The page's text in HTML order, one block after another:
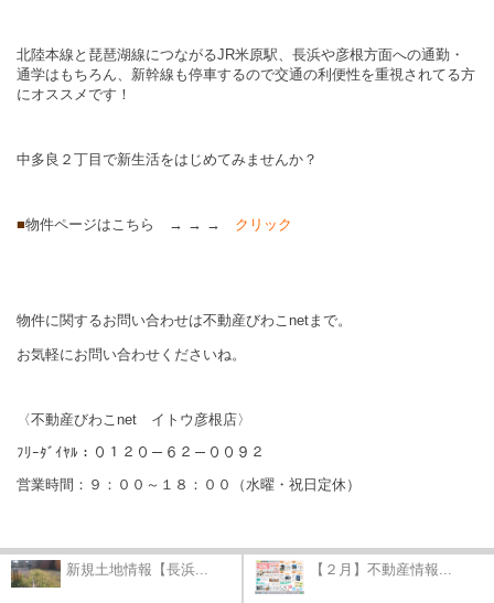
北陸本線と琵琶湖線につながるJR米原駅、長浜や彦根方面への通勤・
通学はもちろん、新幹線も停車するので交通の利便性を重視されてる方
にオススメです！
中多良２丁目で新生活をはじめてみませんか？
■物件ページはこちら → → → クリック
物件に関するお問い合わせは不動産びわこnetまで。
お気軽にお問い合わせくださいね。
〈不動産びわこnet イトウ彦根店〉
ﾌﾘｰﾀﾞｲﾔﾙ：０１２０－６２－００９２
営業時間：９：００～１８：００（水曜・祝日定休）
新規土地情報【長浜... 【２月】不動産情報...